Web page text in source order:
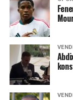
VENDI
VENDI